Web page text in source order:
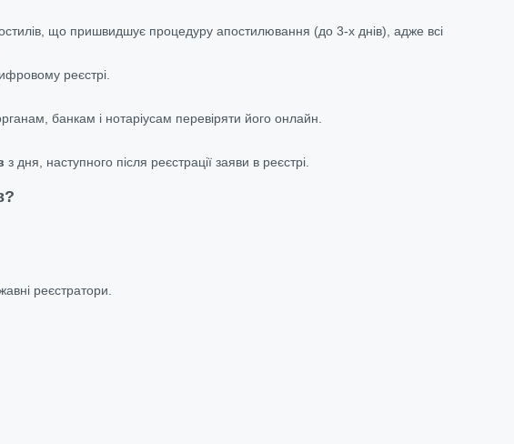
що пришвидшує процедуру апостилювання (до 3-х днів), адже всі
реєстрі.
банкам і нотаріусам перевіряти його онлайн.
з дня, наступного після реєстрації заяви в реєстрі.
реєстратори.